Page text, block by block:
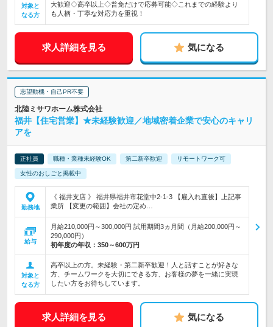
対象と
なる方
大歓迎◇高卒以上◇普免だけで応募可能◇これまでの経験より
も人柄・丁寧な対応力を重視！
求人詳細を見る 気になる
志望動機・自己PR不要
北陸ミサワホーム株式会社
福井【住宅営業】★未経験歓迎／地域密着企業で安心のキャリ
アを
正社員 職種・業種未経験OK 第二新卒歓迎 リモートワーク可
女性のおしごと掲載中
勤務地
《 福井支店 》 福井県福井市花堂中2-1-3 【雇入れ直後】上記事
業所 【変更の範囲】会社の定め…
給与
月給210,000円～300,000円 試用期間3ヵ月間（月給200,000円～
290,000円）
初年度の年収： 350～600万円
対象と
なる方
高卒以上の方。未経験・第二新卒歓迎！人と話すことが好きな
方、チームワークを大切にできる方、お客様の夢を一緒に実現
したい方をお待ちしています。
求人詳細を見る 気になる